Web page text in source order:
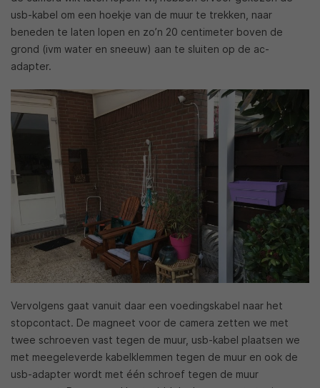
usb-kabel om een hoekje van de muur te trekken, naar
beneden te laten lopen en zo’n 20 centimeter boven de
grond (ivm water en sneeuw) aan te sluiten op de ac-
adapter.
Vervolgens gaat vanuit daar een voedingskabel naar het
stopcontact. De magneet voor de camera zetten we met
twee schroeven vast tegen de muur, usb-kabel plaatsen we
met meegeleverde kabelklemmen tegen de muur en ook de
usb-adapter wordt met één schroef tegen de muur